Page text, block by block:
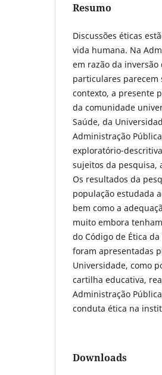
Resumo
Discussões éticas
vida humana. Na
em razão da
particulares parecem
contexto, a presente
da comunidade
Saúde, da
Administração
exploratório-
sujeitos da pesquisa,
Os resultados da
população estudada
bem como a
muito embora
do Código de Ética
foram apresentadas
Universidade, como
cartilha educativa,
Administração
conduta ética na
Downloads